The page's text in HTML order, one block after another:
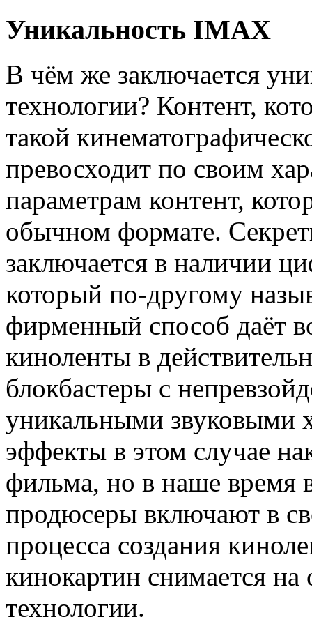
Уникальность IMAX
В чём же заключается
технологии? Контент,
такой
превосходит по своим
параметрам контент,
обычном формате.
заключается в наличии
который по-другому
фирменный способ даёт
киноленты в
блокбастеры с
уникальными звуковыми
эффекты в этом случае
фильма, но в наше время
продюсеры включают в
процесса создания
кинокартин снимается
технологии.